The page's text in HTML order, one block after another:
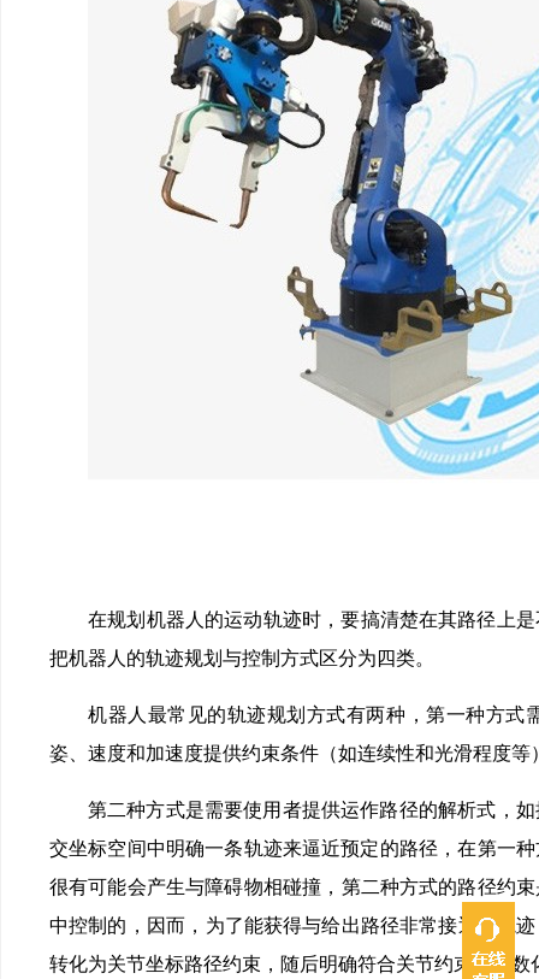
在规划机器人的运动轨迹时，要搞清楚在其路径
把机器人的轨迹规划与控制方式区分为四类。
机器人最常见的轨迹规划方式有两种，第一种
姿、速度和加速度提供约束条件（如连续性和光滑程度等
第二种方式是需要使用者提供运作路径的解析式，
交坐标空间中明确一条轨迹来逼近预定的路径，在第一
很有可能会产生与障碍物相碰撞，第二种方式的路径约
中控制的，因而，为了能获得与给出路径非常接近
转化为关节坐标路径约束，随后明确符合关节约束的参数化